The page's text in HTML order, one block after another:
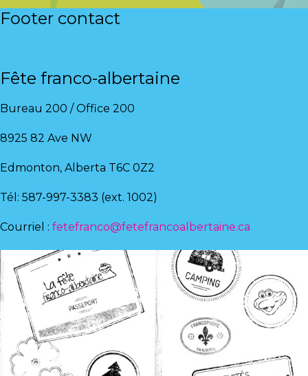
Footer contact
Fête franco-albertaine
Bureau 200 / Office 200
8925 82 Ave NW
Edmonton, Alberta T6C 0Z2
Tél: 587-997-3383 (ext. 1002)
Courriel : fetefranco@fetefrancoalbertaine.ca
CONTACT